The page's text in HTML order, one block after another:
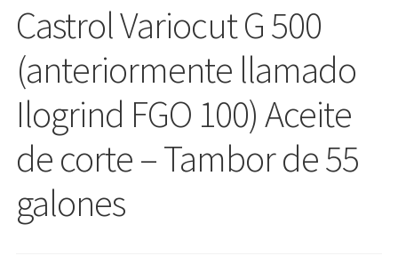
Castrol Variocut G 500
(anteriormente llamado
Ilogrind FGO 100) Aceite
de corte – Tambor de 55
galones